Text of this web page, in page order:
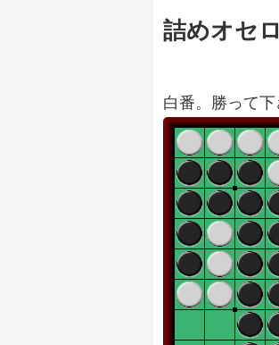
詰めオセ
白番。勝って下